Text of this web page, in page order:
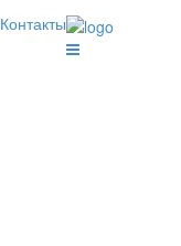
Контакты